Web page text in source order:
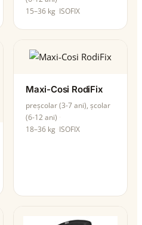
15–36 kg ISOFIX
Maxi-Cosi RodiFix
preșcolar (3-7 ani), școlar
(6-12 ani)
18–36 kg ISOFIX